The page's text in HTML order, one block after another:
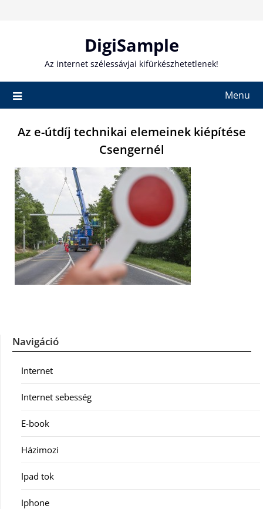
DigiSample
Az internet szélessávjai kifürkészhetetlenek!
Menu
Az e-útdíj technikai elemeinek kiépítése
Csengernél
Navigáció
Internet
Internet sebesség
E-book
Házimozi
Ipad tok
Iphone